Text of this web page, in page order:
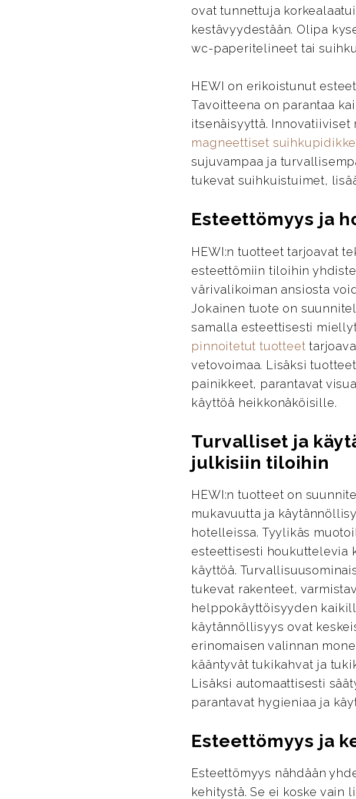
ovat tunnettuja
kestävyydestään. Olipa
wc-paperitelineet tai
HEWI on erikoistunut
Tavoitteena on parantaa
itsenäisyyttä. Innovatiiviset
magneettiset
sujuvampaa ja
tukevat suihkuistuimet,
Esteettömyys ja
HEWI:n tuotteet tarjoavat
esteettömiin tiloihin
värivalikoiman ansiosta
Jokainen tuote on
samalla esteettisesti
pinnoitetut tuotteet
vetovoimaa. Lisäksi
painikkeet, parantavat
käyttöä heikkonäköisille.
Turvalliset ja
julkisiin tiloihin
HEWI:n tuotteet on
mukavuutta ja
hotelleissa. Tyylikäs
esteettisesti houkuttelevia
käyttöä.
tukevat rakenteet,
helppokäyttöisyyden
käytännöllisyys ovat
erinomaisen valinnan
kääntyvät tukikahvat ja
Lisäksi automaattisesti
parantavat hygieniaa ja
Esteettömyys ja
Esteettömyys nähdään
kehitystä. Se ei koske vain